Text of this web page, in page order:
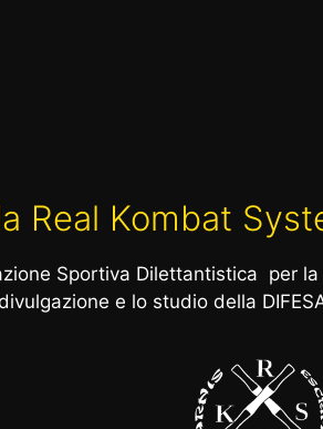
Real Kombat
Sportiva Dilettantistica per
e lo studio della
R
K S